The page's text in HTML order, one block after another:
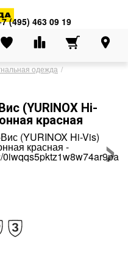
+7 (495) 463 09 19
(495) 463 09 19
одежда
(YURINOX Hi-
красная
›